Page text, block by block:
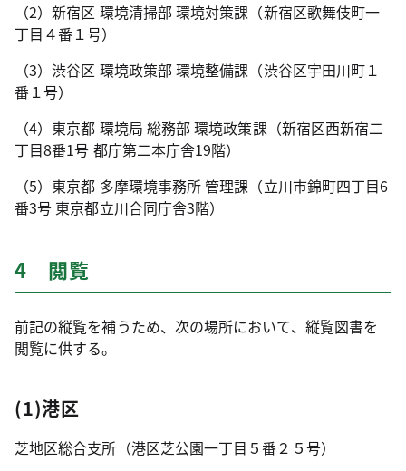
（2）新宿区 環境清掃部 環境対策課（新宿区歌舞伎町一
丁目４番１号）
（3）渋谷区 環境政策部 環境整備課（渋谷区宇田川町１
番１号）
（4）東京都 環境局 総務部 環境政策課（新宿区西新宿二
丁目8番1号 都庁第二本庁舎19階）
（5）東京都 多摩環境事務所 管理課（立川市錦町四丁目6
番3号 東京都立川合同庁舎3階）
4 閲覧
前記の縦覧を補うため、次の場所において、縦覧図書を
閲覧に供する。
(1)港区
芝地区総合支所（港区芝公園一丁目５番２５号）